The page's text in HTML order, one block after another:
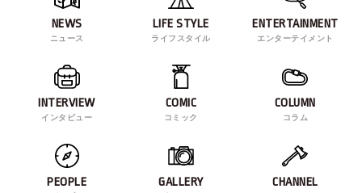
NEWS
ニュース
LIFE STYLE
ライフスタイル
ENTERTAINMENT
エンターテイメント
INTERVIEW
インタビュー
COMIC
コミック
COLUMN
コラム
PEOPLE GALLERY CHANNEL